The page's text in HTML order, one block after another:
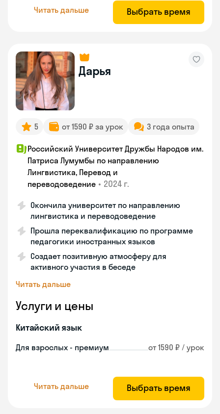
Читать дальше Выбрать время
Дарья
5 от 1590 ₽ за урок 3 года опыта
Российский Университет Дружбы Народов им.
Патриса Лумумбы по направлению
Лингвистика, Перевод и
переводоведение • 2024 г.
Окончила университет по направлению
лингвистика и переводоведение
Прошла переквалификацию по программе
педагогики иностранных языков
Создает позитивную атмосферу для
активного участия в беседе
Читать дальше
Услуги и цены
Китайский язык
Для взрослых - премиум от 1590 ₽ / урок
Читать дальше Выбрать время